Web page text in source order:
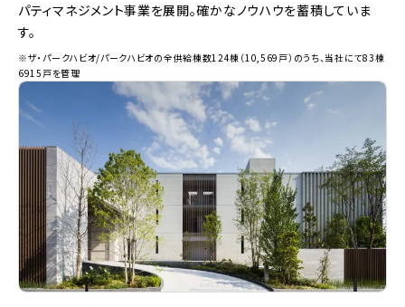
パティマネジメント事業を展開。確かなノウハウを蓄積していま
す。
※ザ・パークハビオ/パークハビオの全供給棟数124棟（10,569戸）のうち、当社にて83棟
6915戸を管理